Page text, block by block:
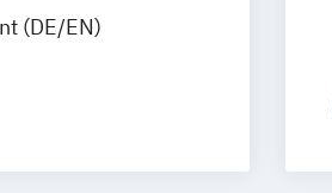
Neu-Ulm
(DE/EN)